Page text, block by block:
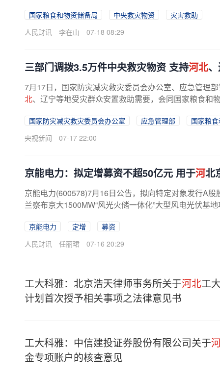
国家粮食和物资储备局 中央救灾物资
灾害救助
人民财讯
李在山 07-18 08:29
三部门调拨3.5万件中央救灾物资 支持河北
7月17日，国家防灾减灾救灾委员会办公室、应急管理
北、辽宁等地受灾群众安置救助需要，会同国家粮食和
国家防灾减灾救灾委员会办公室 应急管理部
国家粮
央视新闻
07-17 22:00
京能电力：拟定增募资不超50亿元 用于河北
京能电力(600578)7月16日公告，拟向特定对象发行A
兰察布京大1500MW“风光火储一体化”大型风电光伏基
京能电力 定增
募资
人民财讯
任丽珺 07-16 20:29
工大科雅：北京浩天律师事务所关于河北工
计划首次授予相关事项之法律意见书
工大科雅：中信建投证券股份有限公司关于
金专项账户的核查意见